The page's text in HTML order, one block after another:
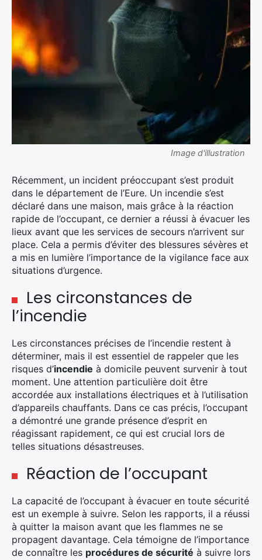
Image d'illustration
Récemment, un incident préoccupant s’est produit
dans le département de l’Eure. Un incendie s’est
déclaré dans une maison, mais grâce à la réaction
rapide de l’occupant, ce dernier a réussi à évacuer les
lieux avant que les services de secours n’arrivent sur
place. Cela a permis d’éviter des blessures sévères et
a mis en lumière l’importance de la vigilance face aux
situations d’urgence.
Les circonstances de
l’incendie
Les circonstances précises de l’incendie restent à
déterminer, mais il est essentiel de rappeler que les
risques d’incendie à domicile peuvent survenir à tout
moment. Une attention particulière doit être
accordée aux installations électriques et à l’utilisation
d’appareils chauffants. Dans ce cas précis, l’occupant
a démontré une grande présence d’esprit en
réagissant rapidement, ce qui est crucial lors de
telles situations désastreuses.
Réaction de l’occupant
La capacité de l’occupant à évacuer en toute sécurité
est un exemple à suivre. Selon les rapports, il a réussi
à quitter la maison avant que les flammes ne se
propagent davantage. Cela témoigne de l’importance
de connaître les procédures de sécurité à suivre lors